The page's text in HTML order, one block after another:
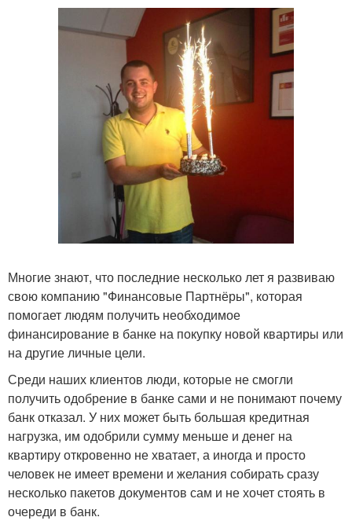
Многие знают, что последние несколько лет я развиваю
свою компанию "Финансовые Партнёры", которая
помогает людям получить необходимое
финансирование в банке на покупку новой квартиры или
на другие личные цели.
Среди наших клиентов люди, которые не смогли
получить одобрение в банке сами и не понимают почему
банк отказал. У них может быть большая кредитная
нагрузка, им одобрили сумму меньше и денег на
квартиру откровенно не хватает, а иногда и просто
человек не имеет времени и желания собирать сразу
несколько пакетов документов сам и не хочет стоять в
очереди в банк.